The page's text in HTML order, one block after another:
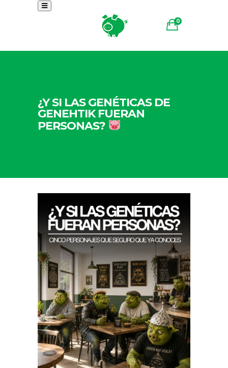
0
¿Y SI LAS GENÉTICAS DE
GENEHTIK FUERAN
PERSONAS?